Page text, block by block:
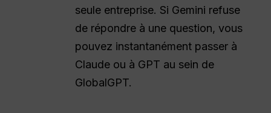
seule entreprise. Si Gemini refuse
de répondre à une question, vous
pouvez instantanément passer à
Claude ou à GPT au sein de
GlobalGPT.